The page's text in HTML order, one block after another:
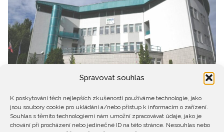
Spravovat souhlas
K poskytování těch nejlepších zkušeností používáme technologie, jako
jsou soubory cookie pro ukládání a/nebo přístup k informacím o zařízení.
Souhlas s těmito technologiemi nám umožní zpracovávat údaje, jako je
chování při procházení nebo jedinečné ID na této stránce. Nesouhlas nebo
Predajný formulár je vytvorený v systéme